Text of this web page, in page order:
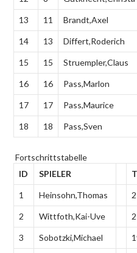
13 11 Brandt,Axel
14 13 Differt,Roderich
15 15 Struempler,Claus
16 16 Pass,Marlon
17 17 Pass,Maurice
18 18 Pass,Sven
Fortschrittstabelle
ID
SPIELER
1 Heinsohn,Thomas
2 Wittfoth,Kai-Uve
3 Sobotzki,Michael